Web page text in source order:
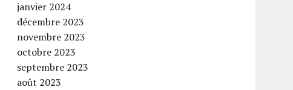
janvier 2024
décembre 2023
novembre 2023
octobre 2023
septembre 2023
août 2023